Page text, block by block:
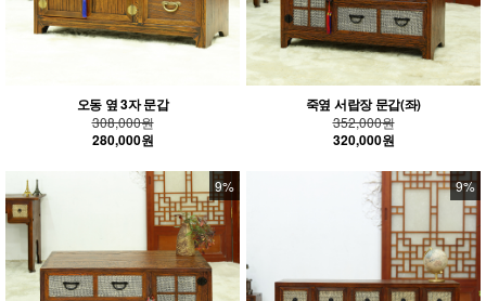
오동 옆 3자 문갑
308,000원
280,000원
죽옆 서랍장 문갑(좌)
352,000원
320,000원
9% 9%